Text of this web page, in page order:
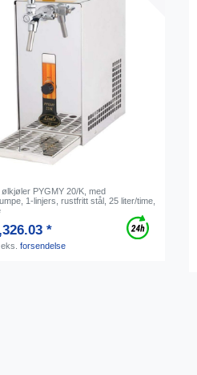
PYGMY 20/K, med
1-linjers, rustfritt stål, 25 liter/time,
*
forsendelse